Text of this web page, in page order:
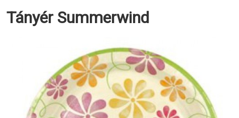
Tányér Summerwind